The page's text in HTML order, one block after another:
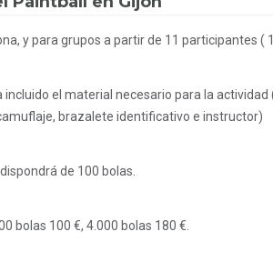
y para grupos a partir de 11 participantes (
incluido el material necesario para la
brazalete identificativo e instructor)
de 100 bolas.
bolas 100 €, 4.000 bolas 180 €.